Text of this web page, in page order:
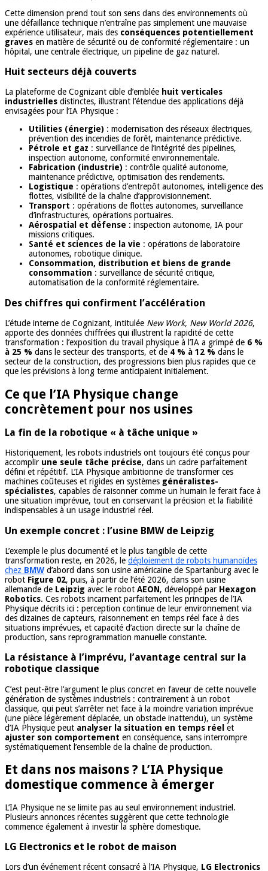
Cette dimension prend tout son sens dans des environnements où
une défaillance technique n’entraîne pas simplement une mauvaise
expérience utilisateur, mais des conséquences potentiellement
graves en matière de sécurité ou de conformité réglementaire : un
hôpital, une centrale électrique, un pipeline de gaz naturel.
Huit secteurs déjà couverts
La plateforme de Cognizant cible d’emblée huit verticales
industrielles distinctes, illustrant l’étendue des applications déjà
envisagées pour l’IA Physique :
Utilities (énergie) : modernisation des réseaux électriques,
prévention des incendies de forêt, maintenance prédictive.
Pétrole et gaz : surveillance de l’intégrité des pipelines,
inspection autonome, conformité environnementale.
Fabrication (industrie) : contrôle qualité autonome,
maintenance prédictive, optimisation des rendements.
Logistique : opérations d’entrepôt autonomes, intelligence des
flottes, visibilité de la chaîne d’approvisionnement.
Transport : opérations de flottes autonomes, surveillance
d’infrastructures, opérations portuaires.
Aérospatial et défense : inspection autonome, IA pour
missions critiques.
Santé et sciences de la vie : opérations de laboratoire
autonomes, robotique clinique.
Consommation, distribution et biens de grande
consommation : surveillance de sécurité critique,
automatisation de la conformité réglementaire.
Des chiffres qui confirment l’accélération
L’étude interne de Cognizant, intitulée New Work, New World 2026,
apporte des données chiffrées qui illustrent la rapidité de cette
transformation : l’exposition du travail physique à l’IA a grimpé de 6 %
à 25 % dans le secteur des transports, et de 4 % à 12 % dans le
secteur de la construction, des progressions bien plus rapides que ce
que les prévisions à long terme anticipaient initialement.
Ce que l’IA Physique change
concrètement pour nos usines
La fin de la robotique « à tâche unique »
Historiquement, les robots industriels ont toujours été conçus pour
accomplir une seule tâche précise, dans un cadre parfaitement
défini et répétitif. L’IA Physique ambitionne de transformer ces
machines coûteuses et rigides en systèmes généralistes-
spécialistes, capables de raisonner comme un humain le ferait face à
une situation imprévue, tout en conservant la précision et la fiabilité
indispensables à un usage industriel réel.
Un exemple concret : l’usine BMW de Leipzig
L’exemple le plus documenté et le plus tangible de cette
transformation reste, en 2026, le déploiement de robots humanoïdes
chez BMW d’abord dans son usine américaine de Spartanburg avec le
robot Figure 02, puis, à partir de l’été 2026, dans son usine
allemande de Leipzig avec le robot AEON, développé par Hexagon
Robotics. Ces robots incarnent parfaitement les principes de l’IA
Physique décrits ici : perception continue de leur environnement via
des dizaines de capteurs, raisonnement en temps réel face à des
situations imprévues, et capacité d’action directe sur la chaîne de
production, sans reprogrammation manuelle constante.
La résistance à l’imprévu, l’avantage central sur la
robotique classique
C’est peut-être l’argument le plus concret en faveur de cette nouvelle
génération de systèmes industriels : contrairement à un robot
classique, qui peut s’arrêter net face à la moindre variation imprévue
(une pièce légèrement déplacée, un obstacle inattendu), un système
d’IA Physique peut analyser la situation en temps réel et
ajuster son comportement en conséquence, sans interrompre
systématiquement l’ensemble de la chaîne de production.
Et dans nos maisons ? L’IA Physique
domestique commence à émerger
L’IA Physique ne se limite pas au seul environnement industriel.
Plusieurs annonces récentes suggèrent que cette technologie
commence également à investir la sphère domestique.
LG Electronics et le robot de maison
Lors d’un événement récent consacré à l’IA Physique, LG Electronics